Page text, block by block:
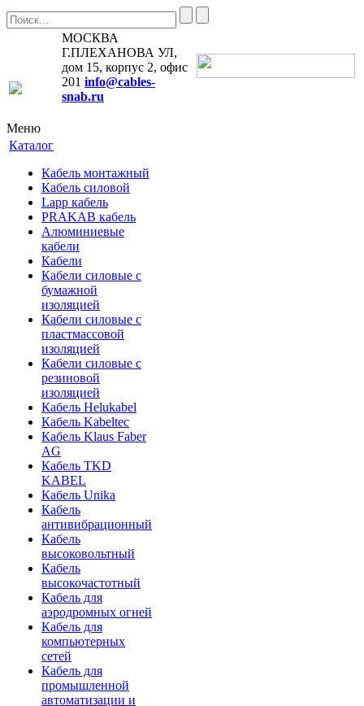
МОСКВА
Г.ПЛЕХАНОВА УЛ,
дом 15, корпус 2, офис
201 info@cables-
snab.ru
Меню
Каталог
Кабель монтажный
Кабель силовой
Lapp кабель
PRAKAB кабель
Алюминиевые
кабели
Кабели
Кабели силовые с
бумажной
изоляцией
Кабели силовые с
пластмассовой
изоляцией
Кабели силовые с
резиновой
изоляцией
Кабель Helukabel
Кабель Kabeltec
Кабель Klaus Faber
AG
Кабель TKD
KABEL
Кабель Unika
Кабель
антивибрационный
Кабель
высоковольтный
Кабель
высокочастотный
Кабель для
аэродромных огней
Кабель для
компьютерных
сетей
Кабель для
промышленной
автоматизации и